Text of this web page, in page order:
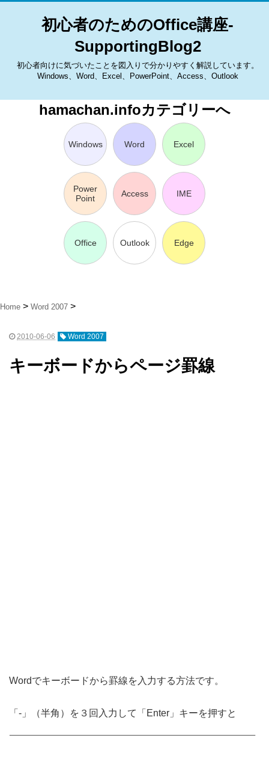
初心者のためのOffice講座-
SupportingBlog2
初心者向けに気づいたことを図入りで分かりやすく解説しています。
Windows、Word、Excel、PowerPoint、Access、Outlook
hamachan.infoカテゴリーへ
Windows Word Excel
Power
Point
Access IME
Office Outlook Edge
Home Word 2007
2010-06-06 Word 2007
キーボードからページ罫線
Wordでキーボードから罫線を入力する方法です。
「-」（半角）を３回入力して「Enter」キーを押すと